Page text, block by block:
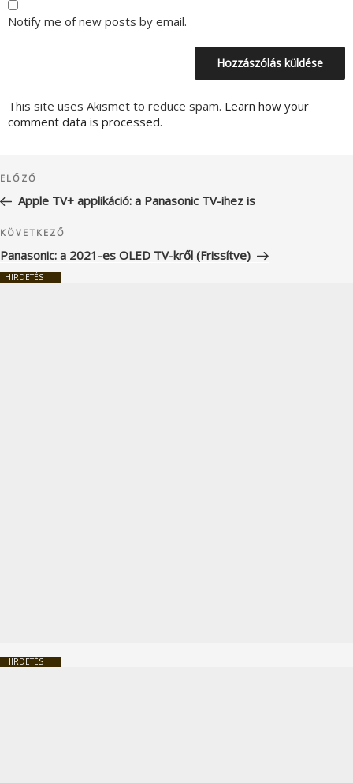
Notify me of new posts by email.
This site uses Akismet to reduce spam. Learn how your
comment data is processed.
navigáció
Korábbi
bejegyzés
ELŐZŐ
Apple TV+ applikáció: a Panasonic TV-ihez is
Következő
bejegyzés
KÖVETKEZŐ
Panasonic: a 2021-es OLED TV-kről (Frissítve)
HIRDETÉS
HIRDETÉS